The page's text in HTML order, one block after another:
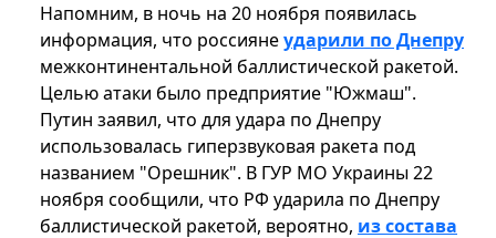
Напомним, в ночь на 20 ноября появилась
информация, что россиянеударили по Днепру
межконтинентальной баллистической ракетой.
Целью атаки было предприятие "Южмаш".
Путин заявил, что для удара по Днепру
использовалась гиперзвуковая ракета под
названием "Орешник". В ГУР МО Украины 22
ноября сообщили, что РФ ударила по Днепру
баллистической ракетой, вероятно, из состава